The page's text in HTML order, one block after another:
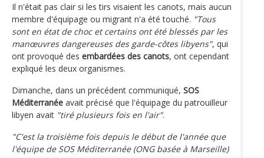
Il n'était pas clair si les tirs visaient les canots, mais aucun
membre d'équipage ou migrant n'a été touché. "Tous
sont en état de choc et certains ont été blessés par les
manœuvres dangereuses des garde-côtes libyens", qui
ont provoqué des embardées des canots, ont cependant
expliqué les deux organismes.
Dimanche, dans un précédent communiqué, SOS
Méditerranée avait précisé que l'équipage du patrouilleur
libyen avait "tiré plusieurs fois en l'air".
"C'est la troisième fois depuis le début de l'année que
l'équipe de SOS Méditerranée (ONG basée à Marseille)